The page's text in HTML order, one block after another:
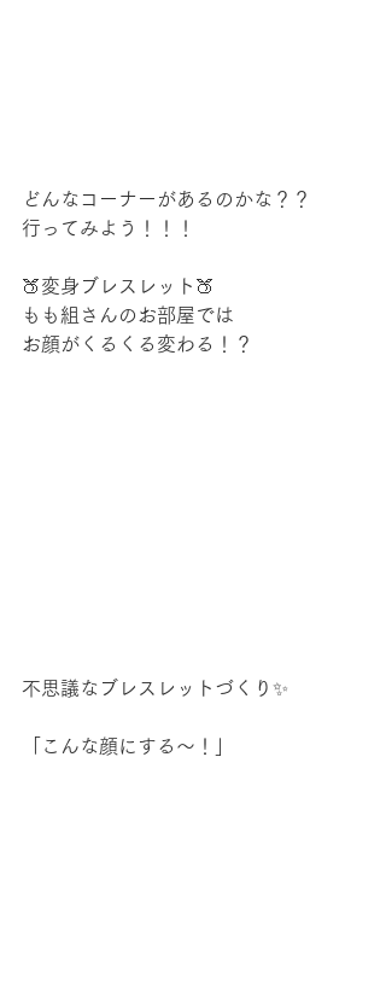
どんなコーナーがあるのかな？？
行ってみよう！！！
🍑変身ブレスレット🍑
もも組さんのお部屋では
お顔がくるくる変わる！？
不思議なブレスレットづくり✨
「こんな顔にする～！」